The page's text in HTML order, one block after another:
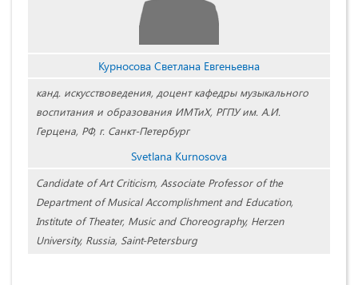
Курносова Светлана Евгеньевна
канд. искусствоведения, доцент кафедры музыкального
воспитания и образования ИМТиХ, РГПУ им. А.И.
Герцена, РФ, г. Санкт-Петербург
Svetlana Kurnosova
Candidate of Art Criticism, Associate Professor of the
Department of Musical Accomplishment and Education,
Institute of Theater, Music and Choreography, Herzen
University, Russia, Saint-Petersburg